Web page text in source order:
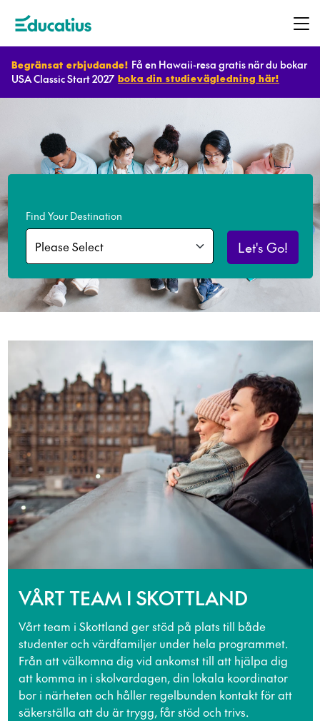
Begränsat erbjudande! Få en Hawaii-resa gratis när du bokar
USA Classic Start 2027 boka din studievägledning här!
Destinationer
Program
ditt
utbyte
Bli
värdfamilj
Find Your Destination
Let's Go!
VÅRT TEAM I SKOTTLAND
Vårt team i Skottland ger stöd på plats till både
studenter och värdfamiljer under hela programmet.
Från att välkomna dig vid ankomst till att hjälpa dig
att komma in i skolvardagen, din lokala koordinator
bor i närheten och håller regelbunden kontakt för att
säkerställa att du är trygg, får stöd och trivs.